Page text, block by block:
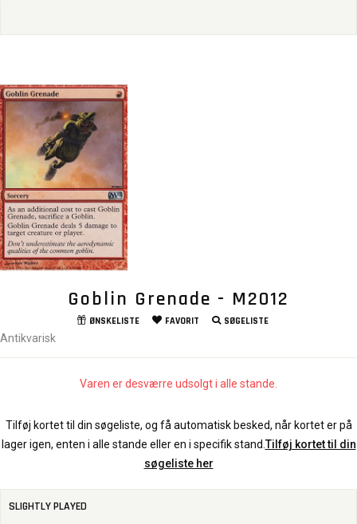
Goblin Grenade - M2012
ØNSKELISTE FAVORIT SØGELISTE
Antikvarisk
Varen er desværre udsolgt i alle stande.
Tilføj kortet til din søgeliste, og få automatisk besked, når kortet er på
lager igen, enten i alle stande eller en i specifik stand. Tilføj kortet til din
søgeliste her
SLIGHTLY PLAYED